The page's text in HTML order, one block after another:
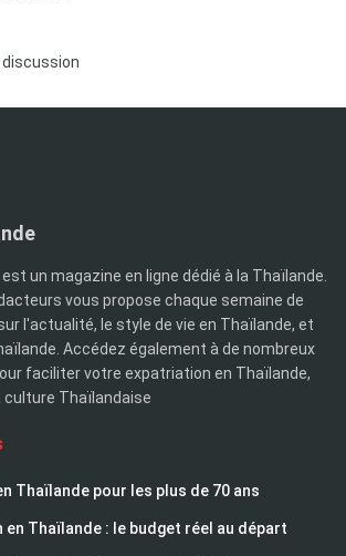
discussion
un magazine en ligne dédié à la Thaïlande.
vous propose chaque semaine de
l'actualité, le style de vie en Thaïlande, et
Accédez également à de nombreux
faciliter votre expatriation en Thaïlande,
culture Thaïlandaise
Thaïlande pour les plus de 70 ans
en Thaïlande : le budget réel au départ